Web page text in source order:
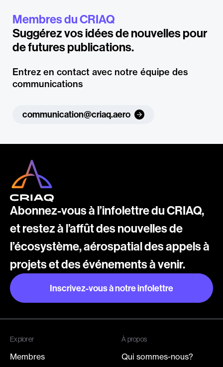
Membres du CRIAQ
Suggérez vos idées de nouvelles pour
de futures publications.
Entrez en contact avec notre équipe des
communications
communication@criaq.aero
Abonnez-vous à l’infolettre du CRIAQ,
et restez à l’affût des nouvelles de
l’écosystème, aérospatial des appels à
projets et des événements à venir.
Inscrivez-vous à notre infolettre
Inscrivez-vous à notre infolettre
Explorer
Membres
À propos
Qui sommes-nous?